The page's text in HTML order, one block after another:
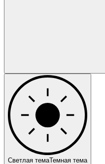
Светлая темаТемная тема